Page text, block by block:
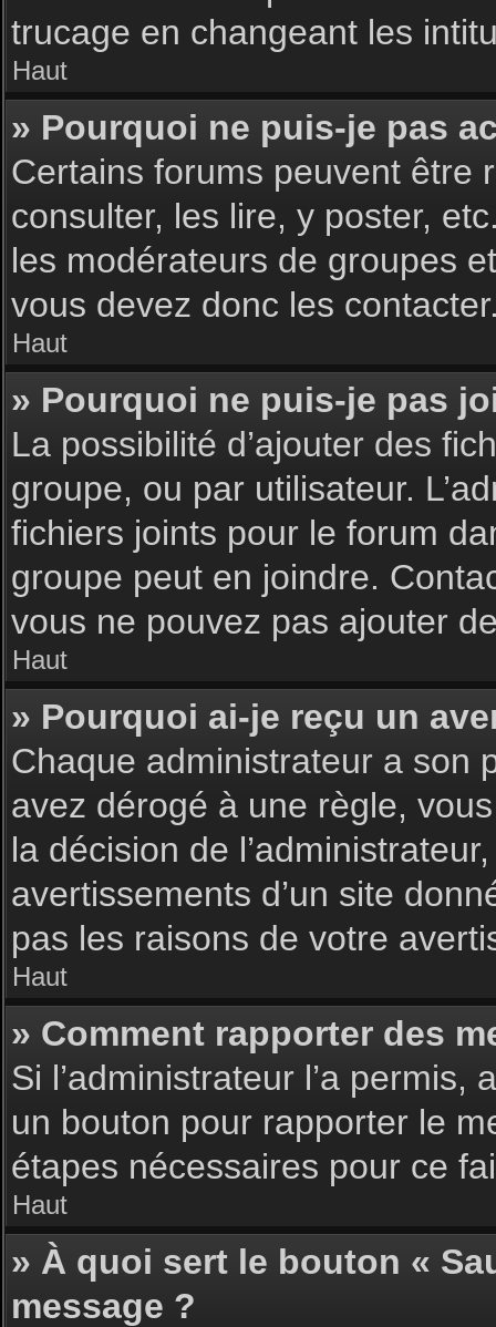
trucage en changeant les
Haut
» Pourquoi ne puis-je pas
Certains forums peuvent être
consulter, les lire, y poster,
les modérateurs de groupes
vous devez donc les
Haut
» Pourquoi ne puis-je pas
La possibilité d’ajouter des
groupe, ou par utilisateur.
fichiers joints pour le forum
groupe peut en joindre.
vous ne pouvez pas ajouter
Haut
» Pourquoi ai-je reçu un
Chaque administrateur a son
avez dérogé à une règle,
la décision de
avertissements d’un site
pas les raisons de votre
Haut
» Comment rapporter des
Si l’administrateur l’a
un bouton pour rapporter le
étapes nécessaires pour ce
Haut
» À quoi sert le bouton «
message ?